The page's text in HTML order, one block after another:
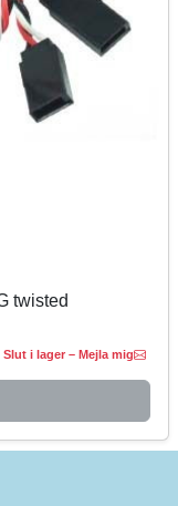
twisted
Slut i lager – Mejla mig